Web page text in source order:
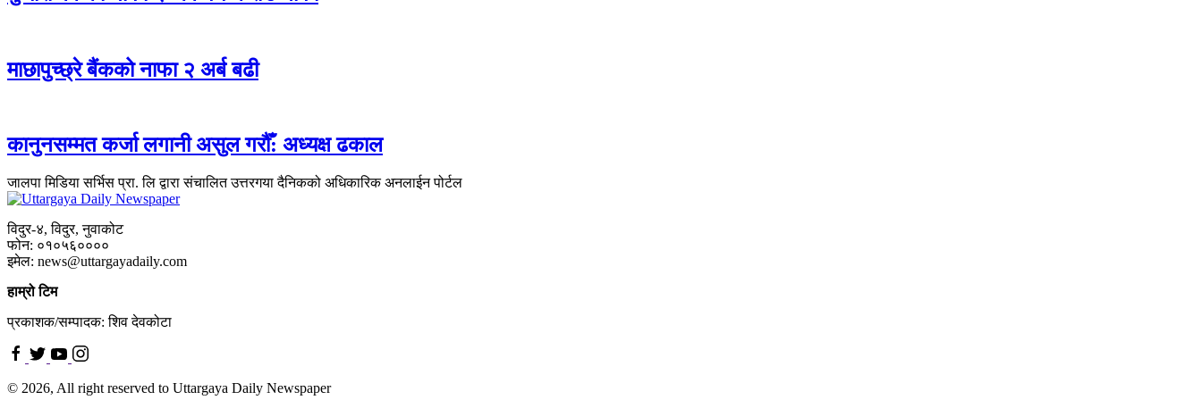
माछापुच्छ्रे बैंकको नाफा २ अर्ब बढी
कानुनसम्मत कर्जा लगानी असुल गरौँ: अध्यक्ष ढकाल
जालपा मिडिया सर्भिस प्रा. लि द्वारा संचालित उत्तरगया दैनिकको अधिकारिक अनलाईन पोर्टल
विदुर-४, विदुर, नुवाकोट
फोन: ०१०५६००००
इमेल: news@uttargayadaily.com
हाम्रो टिम
प्रकाशक/सम्पादक: शिव देवकोटा
© 2026, All right reserved to Uttargaya Daily Newspaper